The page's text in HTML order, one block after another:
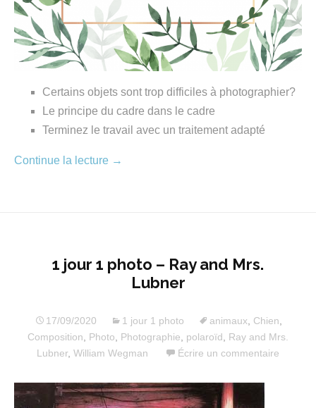
Certains objets sont trop difficiles à photographier?
Le principe du cadre dans le cadre
Terminez le travail avec un traitement adapté
Continue la lecture →
1 jour 1 photo – Ray and Mrs.
Lubner
17/09/2020 1 jour 1 photo animaux Chien
Composition
Photo Photographie polaroïd
Ray and Mrs.
Lubner, William Wegman Écrire un commentaire